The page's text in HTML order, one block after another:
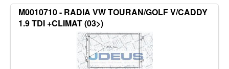
M0010710 - RADIA VW TOURAN/GOLF V/CADDY
1.9 TDI +CLIMAT (03>)